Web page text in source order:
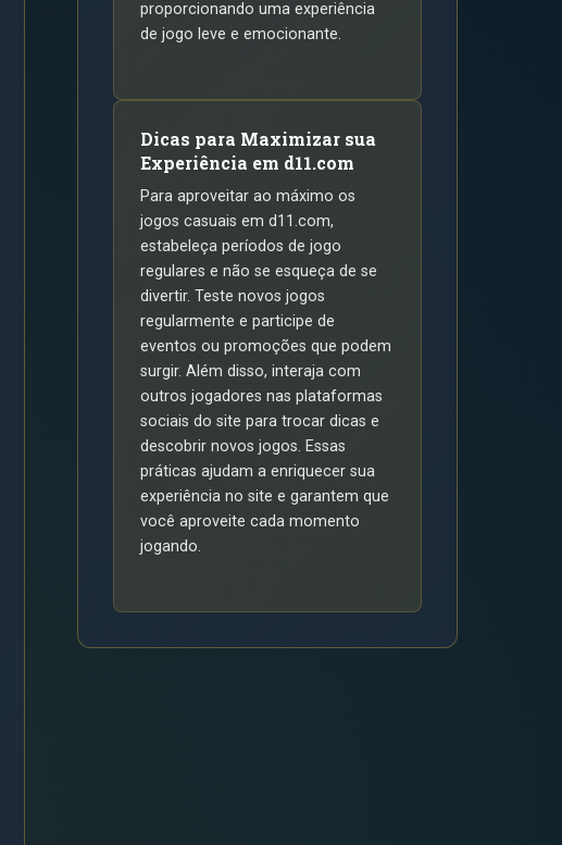
proporcionando uma experiência
de jogo leve e emocionante.
Dicas para Maximizar sua
Experiência em d11.com
Para aproveitar ao máximo os
jogos casuais em d11.com,
estabeleça períodos de jogo
regulares e não se esqueça de se
divertir. Teste novos jogos
regularmente e participe de
eventos ou promoções que podem
surgir. Além disso, interaja com
outros jogadores nas plataformas
sociais do site para trocar dicas e
descobrir novos jogos. Essas
práticas ajudam a enriquecer sua
experiência no site e garantem que
você aproveite cada momento
jogando.